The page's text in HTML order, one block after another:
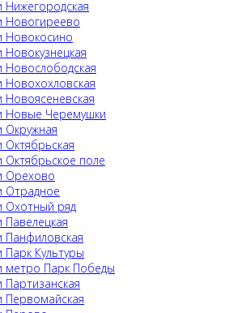
Нижегородская
Новогиреево
Новокосино
Новослободская
Новохохловская
Новые Черемушки
Окружная
Октябрьское поле
Орехово
Отрадное
Охотный ряд
Панфиловская
Культуры
метро Парк Победы
Первомайская